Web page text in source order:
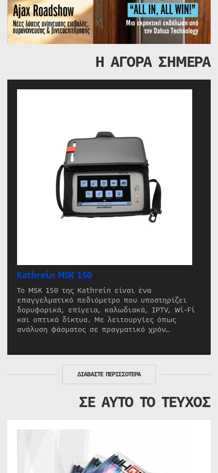
Η ΑΓΟΡΑ ΣΗΜΕΡΑ
Kathrein MSK 150
Το MSK 150 της Kathrein είναι ένα
επαγγελματικό πεδιόμετρο που υποστηρίζει
δορυφορικά, επίγεια, καλωδιακά, IPTV, Wi-Fi
και οπτικά δίκτυα. Με λειτουργίες όπως
ανάλυση φάσματος σε πραγματικό χρόν…
ΔΙΑΒΑΣΤΕ ΠΕΡΙΣΣΟΤΕΡΑ
ΣΕ ΑΥΤΟ ΤΟ ΤΕΥΧΟΣ